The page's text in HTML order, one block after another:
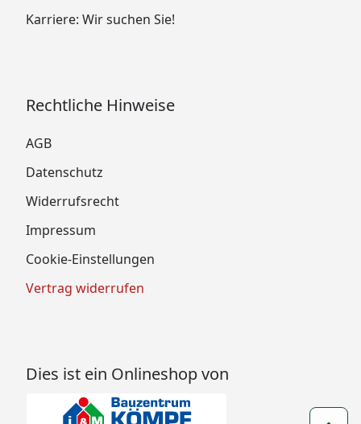
Karriere: Wir suchen Sie!
Rechtliche Hinweise
AGB
Datenschutz
Widerrufsrecht
Impressum
Cookie-Einstellungen
Vertrag widerrufen
Dies ist ein Onlineshop von